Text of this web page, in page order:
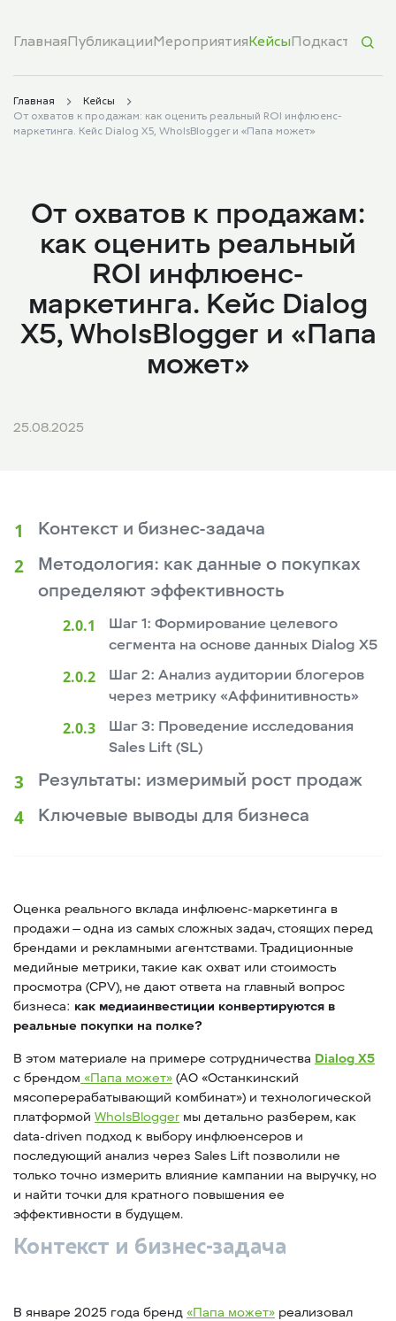
Главная Публикации Мероприятия Кейсы Подкасты
Главная
Кейсы
От охватов к продажам: как оценить реальный ROI инфлюенс-
маркетинга. Кейс Dialog X5, WhoIsBlogger и «Папа может»
От охватов к продажам:
как оценить реальный
ROI инфлюенс-
маркетинга. Кейс Dialog
X5, WhoIsBlogger и «Папа
может»
25.08.2025
Контекст и бизнес-задача
Методология: как данные о покупках
определяют эффективность
Шаг 1: Формирование целевого
сегмента на основе данных Dialog X5
Шаг 2: Анализ аудитории блогеров
через метрику «Аффинитивность»
Шаг 3: Проведение исследования
Sales Lift (SL)
Результаты: измеримый рост продаж
Ключевые выводы для бизнеса
Оценка реального вклада инфлюенс-маркетинга в
продажи — одна из самых сложных задач, стоящих перед
брендами и рекламными агентствами. Традиционные
медийные метрики, такие как охват или стоимость
просмотра (CPV), не дают ответа на главный вопрос
бизнеса: как медиаинвестиции конвертируются в
реальные покупки на полке?
В этом материале на примере сотрудничества Dialog X5
с брендом «Папа может» (АО «Останкинский
мясоперерабатывающий комбинат») и технологической
платформой WhoIsBlogger мы детально разберем, как
data-driven подход к выбору инфлюенсеров и
последующий анализ через Sales Lift позволили не
только точно измерить влияние кампании на выручку, но
и найти точки для кратного повышения ее
эффективности в будущем.
Контекст и бизнес-задача
В январе 2025 года бренд «Папа может» реализовал